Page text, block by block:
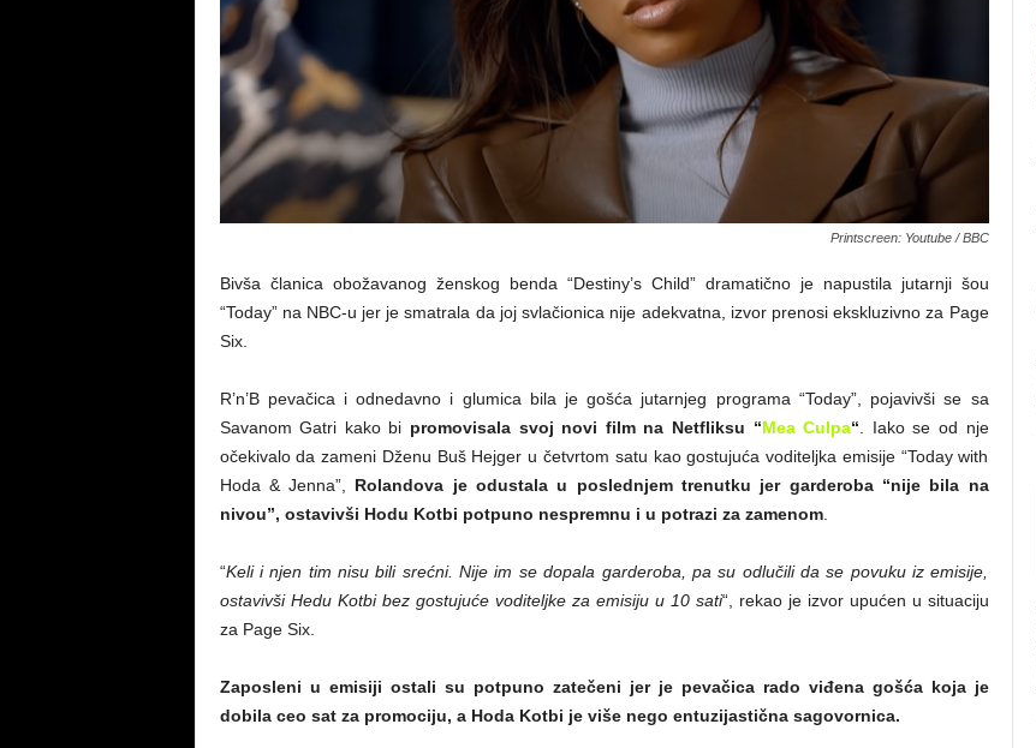
Printscreen: Youtube / BBC
Bivša članica obožavanog ženskog benda “Destiny’s Child” dramatično je napustila jutarnji šou
“Today” na NBC-u jer je smatrala da joj svlačionica nije adekvatna, izvor prenosi ekskluzivno za Page
Six.
R’n’B pevačica i odnedavno i glumica bila je gošća jutarnjeg programa “Today”, pojavivši se sa
Savanom Gatri kako bi promovisala svoj novi film na Netfliksu “Mea Culpa“ . Iako se od nje
očekivalo da zameni Dženu Buš Hejger u četvrtom satu kao gostujuća voditeljka emisije “Today with
Hoda & Jenna”,
Rolandova je odustala u poslednjem trenutku jer garderoba “nije bila na
nivou”, ostavivši Hodu Kotbi potpuno nespremnu i u potrazi za zamenom.
“Keli i njen tim nisu bili srećni. Nije im se dopala garderoba, pa su odlučili da se povuku iz emisije,
ostavivši Hedu Kotbi bez gostujuće voditeljke za emisiju u 10 sati“, rekao je izvor upućen u situaciju
za Page Six.
Zaposleni u emisiji ostali su potpuno zatečeni jer je pevačica rado viđena gošća koja je
dobila ceo sat za promociju, a Hoda Kotbi je više nego entuzijastična sagovornica.